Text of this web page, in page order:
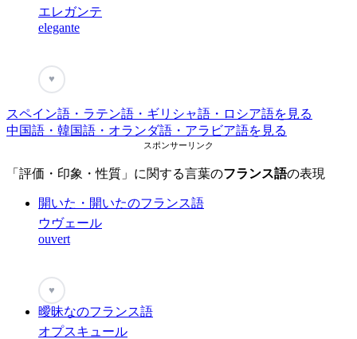
エレガンテ
elegante
♥
スペイン語・ラテン語・ギリシャ語・ロシア語を見る
中国語・韓国語・オランダ語・アラビア語を見る
スポンサーリンク
「評価・印象・性質」に関する言葉のフランス語の表現
開いた・開いたのフランス語
ウヴェール
ouvert
♥
曖昧なのフランス語
オプスキュール